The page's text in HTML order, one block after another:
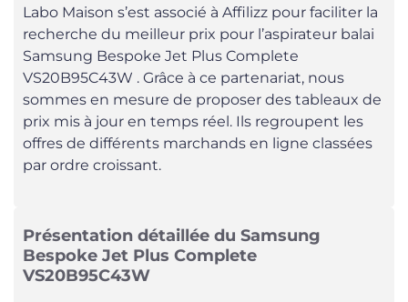
Labo Maison s’est associé à Affilizz pour faciliter la
recherche du meilleur prix pour l’aspirateur balai
Samsung Bespoke Jet Plus Complete
VS20B95C43W . Grâce à ce partenariat, nous
sommes en mesure de proposer des tableaux de
prix mis à jour en temps réel. Ils regroupent les
offres de différents marchands en ligne classées
par ordre croissant.
Présentation détaillée du Samsung
Bespoke Jet Plus Complete
VS20B95C43W